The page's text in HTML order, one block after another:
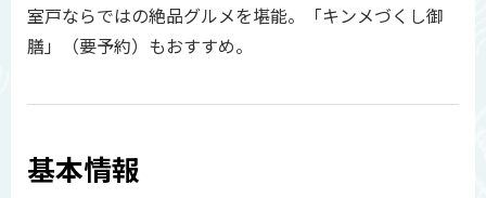
室戸ならではの絶品グルメを堪能。「キンメづくし御
膳」（要予約）もおすすめ。
基本情報